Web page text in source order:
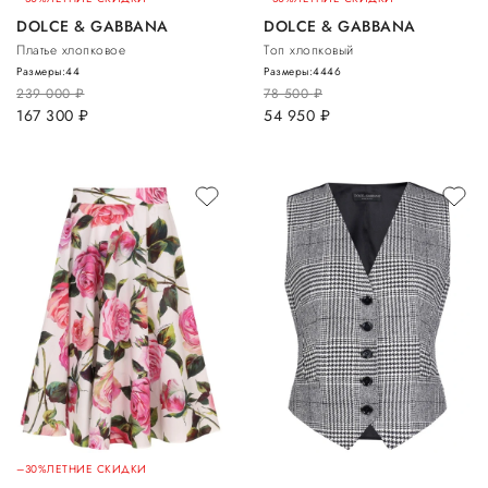
DOLCE & GABBANA
Платье хлопковое
239 000руб.
167 300 руб.
Размеры:44
DOLCE & GABBANA
Топ хлопковый
78 500руб.
54 950 руб.
Размеры:4446
–30%ЛЕТНИЕ СКИДКИ